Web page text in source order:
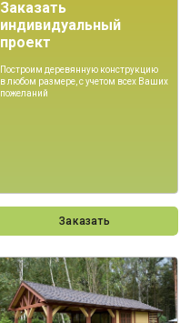
Заказать
индивидуальный
проект
Построим деревянную конструкцию
в любом размере, с учетом всех Ваших
пожеланий
Заказать